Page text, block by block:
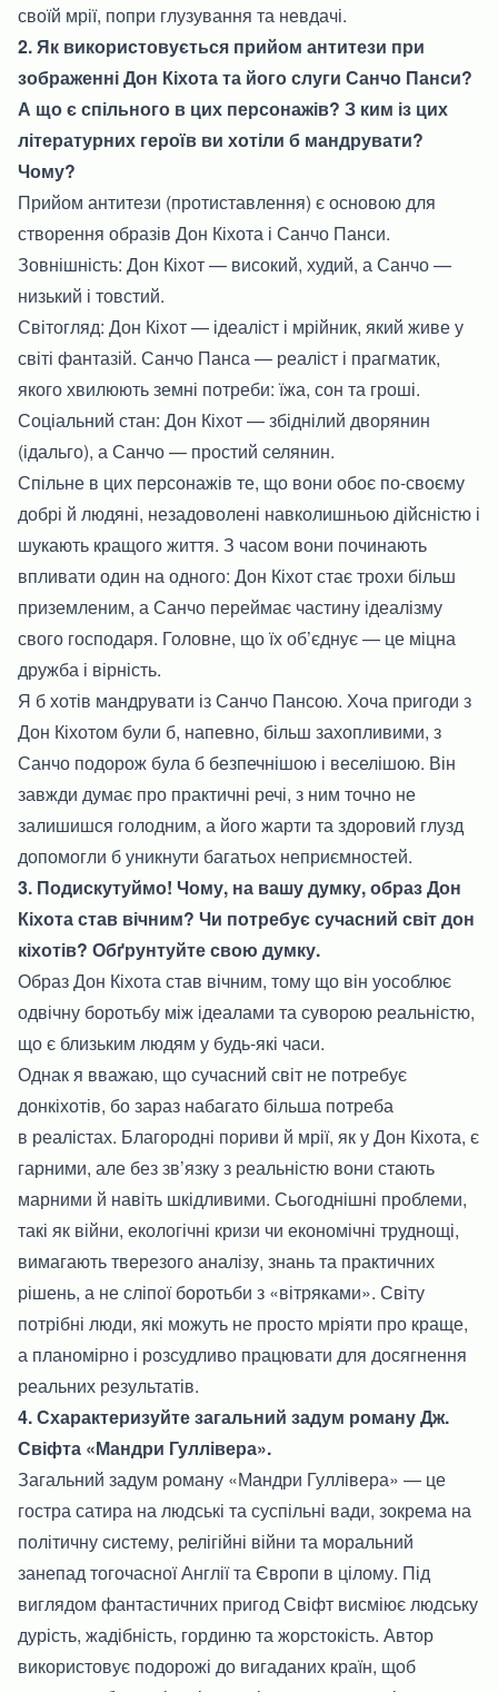
своїй мрії, попри глузування та невдачі.
2. Як використовується прийом антитези при
зображенні Дон Кіхота та його слуги Санчо Панси?
А що є спільного в цих персонажів? З ким із цих
літературних героїв ви хотіли б мандрувати?
Чому?
Прийом антитези (протиставлення) є основою для
створення образів Дон Кіхота і Санчо Панси.
Зовнішність: Дон Кіхот — високий, худий, а Санчо —
низький і товстий.
Світогляд: Дон Кіхот — ідеаліст і мрійник, який живе у
світі фантазій. Санчо Панса — реаліст і прагматик,
якого хвилюють земні потреби: їжа, сон та гроші.
Соціальний стан: Дон Кіхот — збіднілий дворянин
(ідальго), а Санчо — простий селянин.
Спільне в цих персонажів те, що вони обоє по-своєму
добрі й людяні, незадоволені навколишньою дійсністю і
шукають кращого життя. З часом вони починають
впливати один на одного: Дон Кіхот стає трохи більш
приземленим, а Санчо переймає частину ідеалізму
свого господаря. Головне, що їх об’єднує — це міцна
дружба і вірність.
Я б хотів мандрувати із Санчо Пансою. Хоча пригоди з
Дон Кіхотом були б, напевно, більш захопливими, з
Санчо подорож була б безпечнішою і веселішою. Він
завжди думає про практичні речі, з ним точно не
залишишся голодним, а його жарти та здоровий глузд
допомогли б уникнути багатьох неприємностей.
3. Подискутуймо! Чому, на вашу думку, образ Дон
Кіхота став вічним? Чи потребує сучасний світ дон
кіхотів? Обґрунтуйте свою думку.
Образ Дон Кіхота став вічним, тому що він уособлює
одвічну боротьбу між ідеалами та суворою реальністю,
що є близьким людям у будь-які часи.
Однак я вважаю, що сучасний світ не потребує
донкіхотів, бо зараз набагато більша потреба
в реалістах. Благородні пориви й мрії, як у Дон Кіхота, є
гарними, але без зв’язку з реальністю вони стають
марними й навіть шкідливими. Сьогоднішні проблеми,
такі як війни, екологічні кризи чи економічні труднощі,
вимагають тверезого аналізу, знань та практичних
рішень, а не сліпої боротьби з «вітряками». Світу
потрібні люди, які можуть не просто мріяти про краще,
а планомірно і розсудливо працювати для досягнення
реальних результатів.
4. Схарактеризуйте загальний задум роману Дж.
Свіфта «Мандри Гуллівера».
Загальний задум роману «Мандри Гуллівера» — це
гостра сатира на людські та суспільні вади, зокрема на
політичну систему, релігійні війни та моральний
занепад тогочасної Англії та Європи в цілому. Під
виглядом фантастичних пригод Свіфт висміює людську
дурість, жадібність, гординю та жорстокість. Автор
використовує подорожі до вигаданих країн, щоб